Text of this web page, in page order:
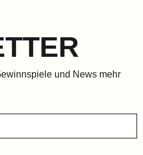
und News mehr